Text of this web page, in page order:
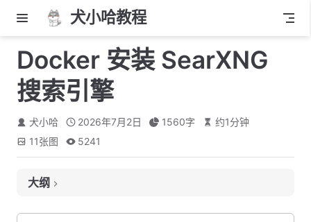
犬小哈教程
Docker 安装 SearXNG
搜索引擎
犬小哈 2026年7月2日 1560字 约1分钟
11张图 5241
大纲